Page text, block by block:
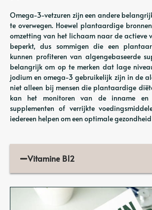
Omega-3-vetzuren zijn een andere
te overwegen. Hoewel plantaardige
omzetting van het lichaam naar de actieve
beperkt, dus sommigen die een
kunnen profiteren van algengebaseerde
belangrijk om op te merken dat lage
jodium en omega-3 gebruikelijk zijn in de
niet alleen bij mensen die plantaardige
kan het monitoren van de inname
supplementen of verrijkte
iedereen helpen om een optimale
Vitamine B12